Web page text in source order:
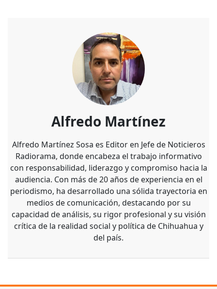
Alfredo Martínez
Alfredo Martínez Sosa es Editor en Jefe de Noticieros
Radiorama, donde encabeza el trabajo informativo
con responsabilidad, liderazgo y compromiso hacia la
audiencia. Con más de 20 años de experiencia en el
periodismo, ha desarrollado una sólida trayectoria en
medios de comunicación, destacando por su
capacidad de análisis, su rigor profesional y su visión
crítica de la realidad social y política de Chihuahua y
del país.